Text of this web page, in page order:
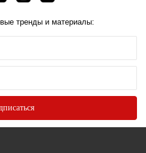
тренды и материалы: